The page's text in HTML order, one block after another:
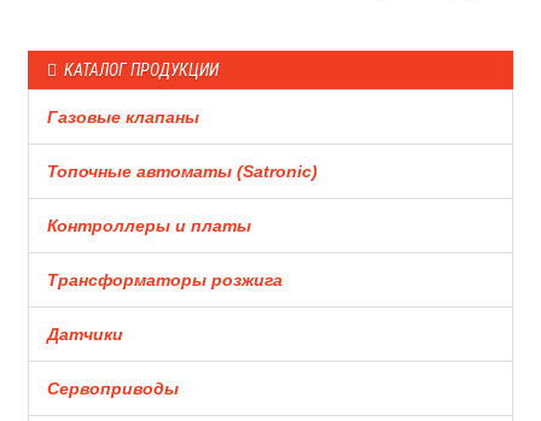
КАТАЛОГ ПРОДУКЦИИ
Газовые клапаны
Топочные автоматы (Satronic)
Контроллеры и платы
Трансформаторы розжига
Датчики
Сервоприводы